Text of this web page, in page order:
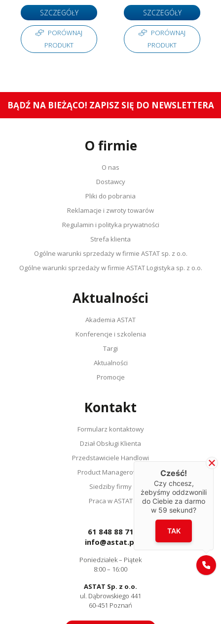
SZCZEGÓŁY
PORÓWNAJ
PRODUKT
SZCZEGÓŁY
PORÓWNAJ
PRODUKT
BĄDŹ NA BIEŻĄCO! ZAPISZ SIĘ DO NEWSLETTERA
O firmie
O nas
Dostawcy
Pliki do pobrania
Reklamacje i zwroty towarów
Regulamin i polityka prywatności
Strefa klienta
Ogólne warunki sprzedaży w firmie ASTAT sp. z o.o.
Ogólne warunki sprzedaży w firmie ASTAT Logistyka sp. z o.o.
Aktualności
Akademia ASTAT
Konferencje i szkolenia
Targi
Aktualności
Promocje
Kontakt
Formularz kontaktowy
Dział Obsługi Klienta
Przedstawiciele Handlowi
Product Managerowie
Siedziby firmy
Praca w ASTAT
61 848 88 71
info@astat.pl
Poniedziałek – Piątek
8:00 – 16:00
ASTAT Sp. z o.o.
ul. Dąbrowskiego 441
60-451 Poznań
Cześć!
Czy chcesz,
żebyśmy oddzwonili
do Ciebie za darmo
w 59 sekund?
TAK